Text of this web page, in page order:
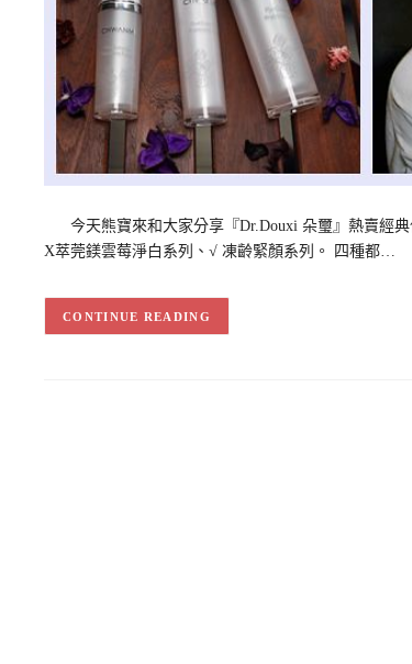
今天熊寶來和大家分享『Dr.Douxi 朵璽』熱賣經典
X萃莞鎂雲莓淨白系列、√ 凍齡緊顏系列。 四種都…
CONTINUE READING